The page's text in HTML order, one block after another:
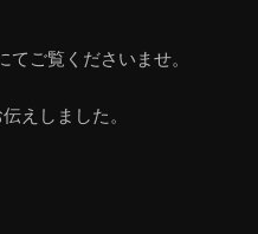
ご覧くださいませ。
えしました。